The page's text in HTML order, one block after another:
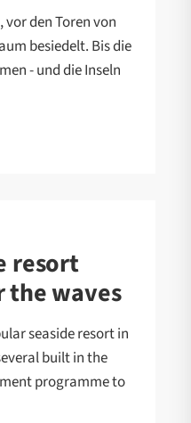
vor den Toren von
besiedelt. Bis die
- und die Inseln
resort
the waves
seaside resort in
built in the
programme to